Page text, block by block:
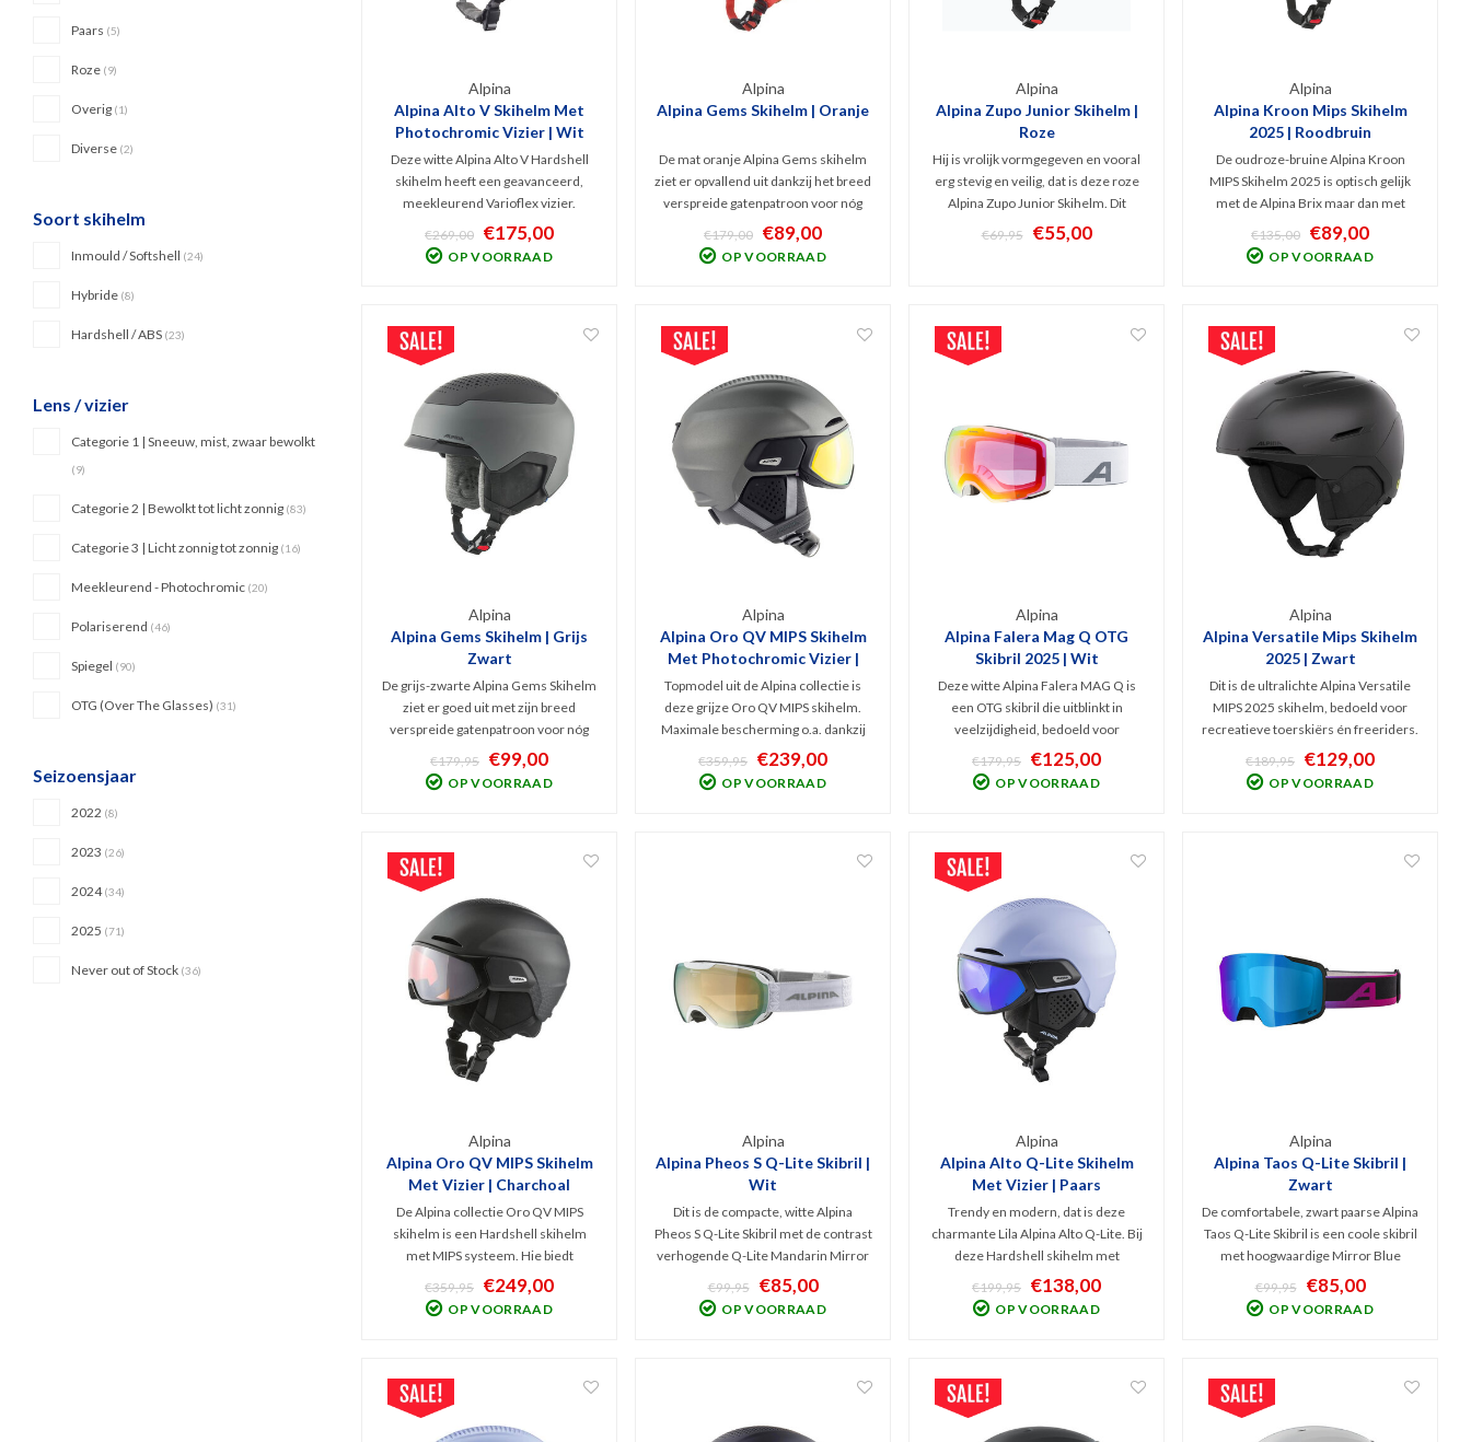
Paars (5)
Roze (9)
Overig (1)
Diverse (2)
Soort skihelm
Inmould / Softshell (24)
Hybride (8)
Hardshell / ABS (23)
Lens / vizier
Categorie 1 | Sneeuw, mist, zwaar bewolkt
(9)
Categorie 2 | Bewolkt tot licht zonnig (83)
Categorie 3 | Licht zonnig tot zonnig (16)
Meekleurend - Photochromic (20)
Polariserend (46)
Spiegel (90)
OTG (Over The Glasses) (31)
Seizoensjaar
2022 (8)
2023 (26)
2024(34)
2025 (71)
Never out of Stock (36)
Alpina
Alpina Alto V Skihelm Met
Photochromic Vizier | Wit
Deze witte Alpina Alto V Hardshell
skihelm heeft een geavanceerd,
meekleurend Varioflex vizier.
Topkwaliteit in comfort, bescherming
en ventilatie. Perfect zicht door het
Photochromic vizier (Categorie 1-2)
€269,00 €175,00
OP VOORRAAD
Alpina
Alpina Gems Skihelm | Oranje
De mat oranje Alpina Gems skihelm
ziet er opvallend uit dankzij het breed
verspreide gatenpatroon voor nóg
betere ventilatie die ook met
handschoenen aan bedienbaar is.
Deze comfortabele Freeride hybride
€179,00 €89,00
OP VOORRAAD
Alpina
Alpina Zupo Junior Skihelm |
Roze
Hij is vrolijk vormgegeven en vooral
erg stevig en veilig, dat is deze roze
Alpina Zupo Junior Skihelm. Dit
model is erg comfortabel en met zijn
uitneembare binnenvoering lekker
€69,95 €55,00
Alpina
Alpina Kroon Mips Skihelm
2025 | Roodbruin
De oudroze-bruine Alpina Kroon
MIPS Skihelm 2025 is optisch gelijk
met de Alpina Brix maar dan met
extra MIPS bescherming. Deze goed
ventilerende, veilige Inmold skihelm
weegt slechts 450 gram, is stevig en
€135,00 €89,00
OP VOORRAAD
Alpina
Alpina Gems Skihelm | Grijs
Zwart
De grijs-zwarte Alpina Gems Skihelm
ziet er goed uit met zijn breed
verspreide gatenpatroon voor nóg
betere ventilatie. Deze comfortabele
Freeride Hybride helm combineert
de voordelen van een lichte Inmould
€179,95 €99,00
OP VOORRAAD
Alpina
Alpina Oro QV MIPS Skihelm
Met Photochromic Vizier |
Grijs
Topmodel uit de Alpina collectie is
deze grijze Oro QV MIPS skihelm.
Maximale bescherming o.a. dankzij
MIPS, het geavanceerde,
meekleurend QuattroVarioflex
vizier. Topkwaliteit in specificaties en
€359,95 €239,00
OP VOORRAAD
Alpina
Alpina Falera Mag Q OTG
Skibril 2025 | Wit
Deze witte Alpina Falera MAG Q is
een OTG skibril die uitblinkt in
veelzijdigheid, bedoeld voor
wintersporters die zich graag
voorbereiden op wisselende
weersomstandigheden. V.v. handig,
€179,95 €125,00
OP VOORRAAD
Alpina
Alpina Versatile Mips Skihelm
2025 | Zwart
Dit is de ultralichte Alpina Versatile
MIPS 2025 skihelm, bedoeld voor
recreatieve toerskiërs én freeriders.
Deze Inmould (ook wel Softshell)
helm heeft een stevige constructie
van polycarbonaat en Hi-EPS die
€189,95 €129,00
OP VOORRAAD
Alpina
Alpina Oro QV MIPS Skihelm
Met Vizier | Charchoal
Metallic
De Alpina collectie Oro QV MIPS
skihelm is een Hardshell skihelm
met MIPS systeem. Hie biedt
maximale bescherming, een
geavanceerd, meekleurend
QuattroVarioflex vizier en TRM
€359,95 €249,00
OP VOORRAAD
Alpina
Alpina Pheos S Q-Lite Skibril |
Wit
Dit is de compacte, witte Alpina
Pheos S Q-Lite Skibril met de contrast
verhogende Q-Lite Mandarin Mirror
lens (Cat. 2). Deze spiegellens filtert
de schadelijk UV 100% en blokt
Infrarode straling. Optimaal zicht bij
€99,95 €85,00
OP VOORRAAD
Alpina
Alpina Alto Q-Lite Skihelm
Met Vizier | Paars
Trendy en modern, dat is deze
charmante Lila Alpina Alto Q-Lite. Bij
deze Hardshell skihelm met
hoogwaardig spiegelvizier (Cat. 2)
sluit het vizier naadloos aan op de
helm door het TRM systeem. Top
€199,95 €138,00
OP VOORRAAD
Alpina
Alpina Taos Q-Lite Skibril |
Zwart
De comfortabele, zwart paarse Alpina
Taos Q-Lite Skibril is een coole skibril
met hoogwaardige Mirror Blue
spiegellens (Cat. 2). Uitstekende
filtering van schadelijk UV en
infrarood met optimaal zicht bij
€99,95 €85,00
OP VOORRAAD